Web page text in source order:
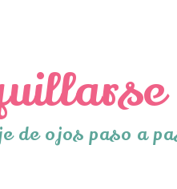
de ojos paso a